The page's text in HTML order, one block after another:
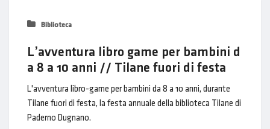
Biblioteca
L’avventura libro game per bambini d
a 8 a 10 anni // Tilane fuori di festa
L'avventura libro-game per bambini da 8 a 10 anni, durante
Tilane fuori di festa, la festa annuale della biblioteca Tilane di
Paderno Dugnano.